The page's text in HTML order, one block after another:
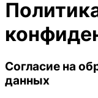
Согласие на
данных